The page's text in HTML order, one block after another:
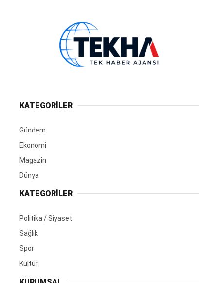
KATEGORİLER
Gündem
Ekonomi
Magazin
Dünya
KATEGORİLER
Politika / Siyaset
Sağlık
Spor
Kültür